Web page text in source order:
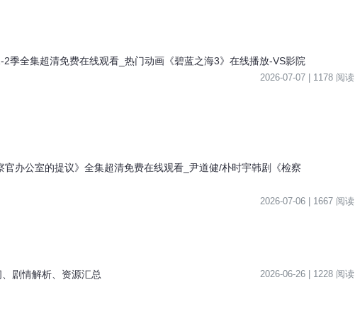
季全集超清免费在线观看_热门动画《碧蓝之海3》在线播放-VS影院
2026-07-07 | 1178 阅读
办公室的提议》全集超清免费在线观看_尹道健/朴时宇韩剧《检察
2026-07-06 | 1667 阅读
剧情解析、资源汇总 2026-06-26 | 1228 阅读